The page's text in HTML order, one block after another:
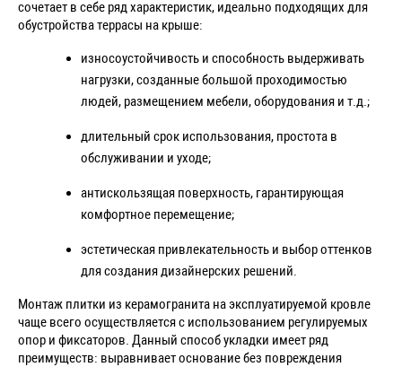
сочетает в себе ряд характеристик, идеально подходящих для
обустройства террасы на крыше:
износоустойчивость и способность выдерживать
нагрузки, созданные большой проходимостью
людей, размещением мебели, оборудования и т.д.;
длительный срок использования, простота в
обслуживании и уходе;
антискользящая поверхность, гарантирующая
комфортное перемещение;
эстетическая привлекательность и выбор оттенков
для создания дизайнерских решений.
Монтаж плитки из керамогранита на эксплуатируемой кровле
чаще всего осуществляется с использованием регулируемых
опор и фиксаторов. Данный способ укладки имеет ряд
преимуществ: выравнивает основание без повреждения